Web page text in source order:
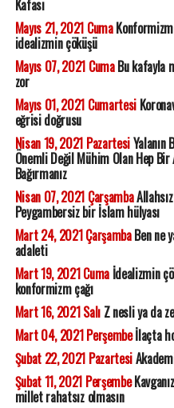
Kafası
Mayıs 21, 2021 CumaKonformizm
idealizmin çöküşü
Mayıs 07, 2021 CumaBu kafayla
zor
Mayıs 01, 2021 Cumartesi
eğrisi doğrusu
Nisan 19, 2021 PazartesiYalanın
Önemli Değil Mühim Olan Hep Bir
Bağırmanız
Nisan 07, 2021 Çarşamba
Peygambersiz bir İslam hülyası
Mart 24, 2021 ÇarşambaBen ne
adaleti
Mart 19, 2021 Cumaİdealizmin
konformizm çağı
Mart 16, 2021 SalıZ nesli ya da
Mart 04, 2021 Perşembeİlaçta
Şubat 22, 2021 Pazartesi
Şubat 11, 2021 Perşembe
millet rahatsız olmasın